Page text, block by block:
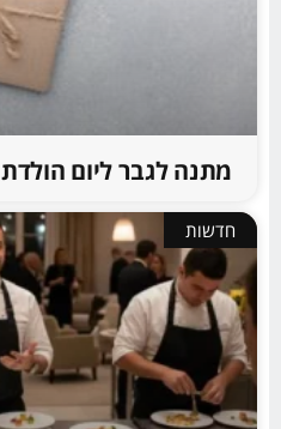
מתנה לגבר ליום הולדת
חדשות